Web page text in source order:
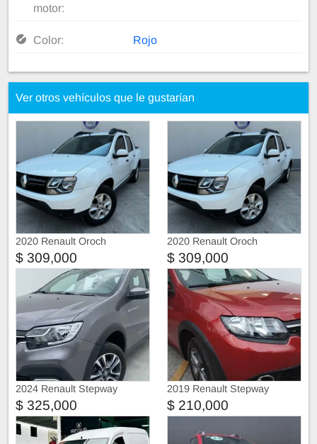
motor:
Color: Rojo
Ver otros vehículos que le gustarían
2020 Renault Oroch
$ 309,000
2020 Renault Oroch
$ 309,000
2024 Renault Stepway
$ 325,000
2019 Renault Stepway
$ 210,000